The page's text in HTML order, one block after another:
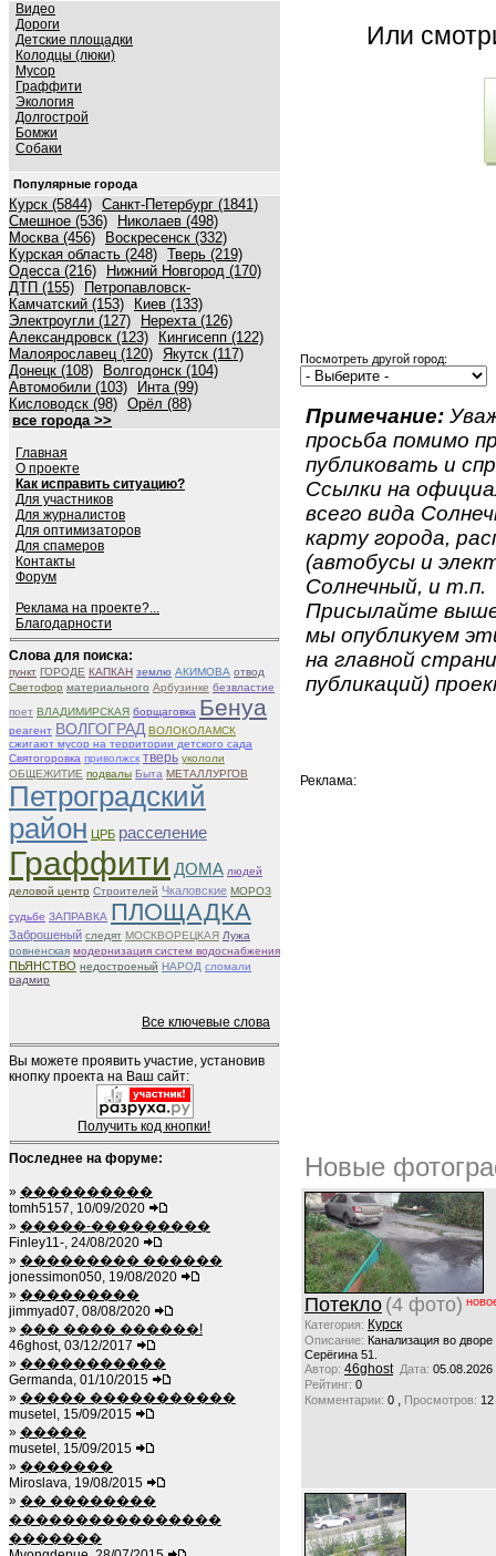
Видео
Дороги
Детские площадки
Колодцы (люки)
Мусор
Граффити
Экология
Долгострой
Бомжи
Собаки
Популярные города
Курск (5844) Санкт-Петербург (1841)
Смешное (536)
Николаев (498)
Москва (456)
Воскресенск (332)
Курская область (248) Тверь (219)
Одесса (216)
Нижний Новгород (170)
ДТП (155)
Петропавловск-
Камчатский (153)
Киев (133)
Электроугли (127)
Нерехта (126)
Александровск (123)
Кингисепп (122)
Малоярославец (120) Якутск (117)
Донецк (108)
Волгодонск (104)
Автомобили (103)
Инта (99)
Кисловодск (98) Орёл (88)
все города >>
Главная
О проекте
Как исправить ситуацию?
Для участников
Для журналистов
Для оптимизаторов
Для спамеров
Контакты
Форум
Реклама на проекте?...
Благодарности
Слова для поиска:
пункт ГОРОДЕ КАПКАН землю АКИМОВА отвод
Светофор материального Арбузинке безвластие
поет ВЛАДИМИРСКАЯ борщаговка Бенуа
реагент ВОЛГОГРАД ВОЛОКОЛАМСК
сжигают мусор на территории детского сада
Святогоровка приволжск тверь укололи
ОБЩЕЖИТИЕ подвалы Быта МЕТАЛЛУРГОВ
Петроградский
район ЦРБ расселение
Граффити ДОМА людей
деловой центр Строителей Чкаловские МОРОЗ
судьбе ЗАПРАВКА ПЛОЩАДКА
Заброшеный следят МОСКВОРЕЦКАЯ Лужа
ровненская модернизация систем водоснабжения
ПЬЯНСТВО недостроеный НАРОД сломали
радмир
Все ключевые слова
Вы можете проявить участие, установив
кнопку проекта на Ваш сайт:
Получить код кнопки!
Последнее на форуме:
» ����������
tomh5157, 10/09/2020
» �����-���������
Finley11-, 24/08/2020
» ��������� ������
jonessimon050, 19/08/2020
» ���������
jimmyad07, 08/08/2020
» ��� ���� ������!
46ghost, 03/12/2017
» �����������
Germanda, 01/10/2015
» ����� �����������
musetel, 15/09/2015
» �����
musetel, 15/09/2015
» �������
Miroslava, 19/08/2015
» �� ��������
����������������
�������
Или
Посмотреть другой город:
Примечание:
просьба помимо
публиковать и
Ссылки на
всего вида
карту города,
(автобусы и
Солнечный, и т.п.
Присылайте
мы опубликуем
на главной
публикаций)
Реклама:
Новые
Потекло (4 фото)
Категория: Курск
Описание: Канализация во
Серёгина 51.
Автор: 46ghost Дата: 05.08.2026
Рейтинг: 0
Комментарии: 0 , Просмотров: 12